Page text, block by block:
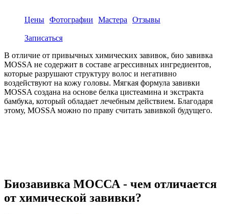
Цены Фотографии Мастера Отзывы
Записаться
В отличие от привычных химических завивок, био завивка
MOSSA не содержит в составе агрессивных ингредиентов,
которые разрушают структуру волос и негативно
воздействуют на кожу головы. Мягкая формула завивки
MOSSA создана на основе белка цистеамина и экстракта
бамбука, который обладает лечебным действием. Благодаря
этому, MOSSA можно по праву считать завивкой будущего.
Биозавивка МОССА - чем отличается
от химической завивки?